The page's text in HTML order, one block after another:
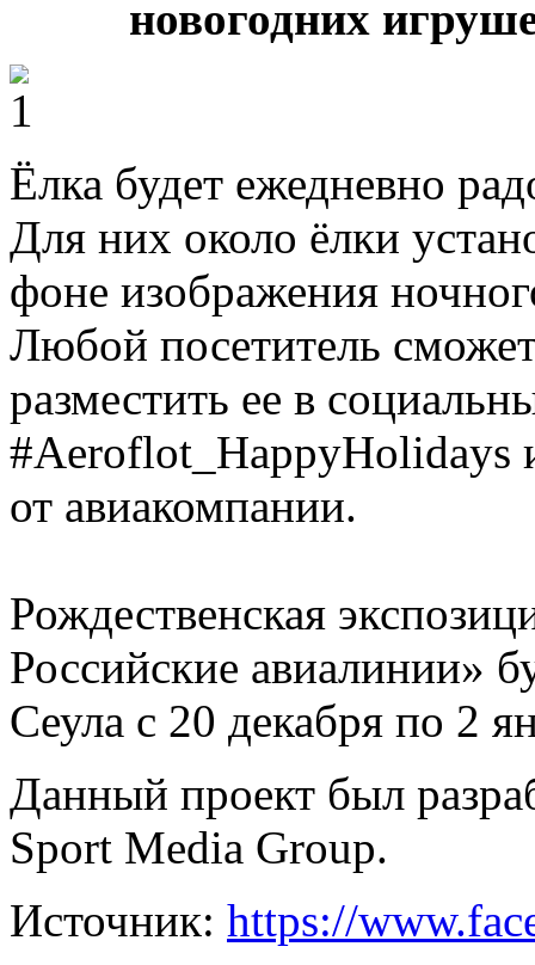
новогодних
Ёлка будет ежедневно
Для них около ёлки
фоне изображения
Любой посетитель
разместить ее в
‪#‎Aeroflot_HappyHolidays
от авиакомпании.
Рождественская
Российские авиалинии»
Сеула с 20 декабря по 2
Данный проект был
Sport Media Group.
Источник: https://